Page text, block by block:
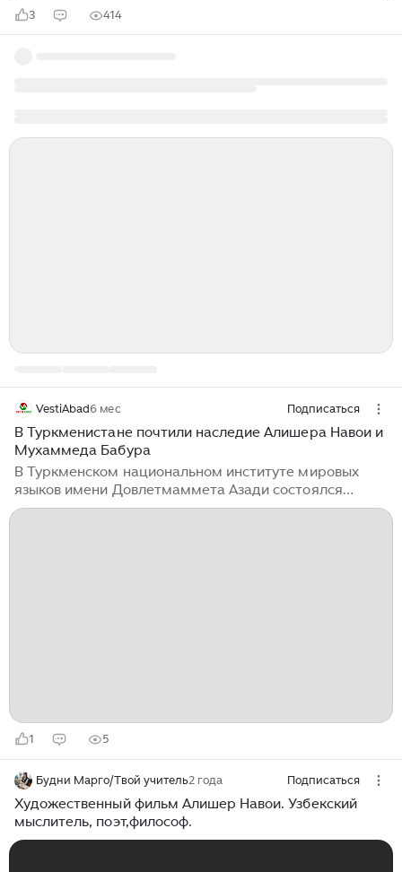
3 414
VestiAbad6 мес Подписаться
В Туркменистане почтили наследие Алишера Навои и
Мухаммеда Бабура
В Туркменском национальном институте мировых
языков имени Довлетмаммета Азади состоялся
культурно-литературный вечер, приуроченный к 585-
1 5
Будни Марго/Твой учитель2 года Подписаться
Художественный фильм Алишер Навои. Узбекский
мыслитель, поэт,философ.